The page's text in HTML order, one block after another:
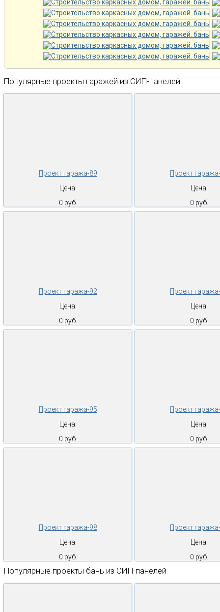
Популярные проекты гаражей из СИП-панелей
Проект гаража-89
Цена:
0 руб.
Проект
Цена:
0 руб.
Проект гаража-92
Цена:
0 руб.
Проект
Цена:
0 руб.
Проект гаража-95
Цена:
0 руб.
Проект
Цена:
0 руб.
Проект гаража-98
Цена:
0 руб.
Проект
Цена:
0 руб.
Популярные проекты бань из СИП-панелей